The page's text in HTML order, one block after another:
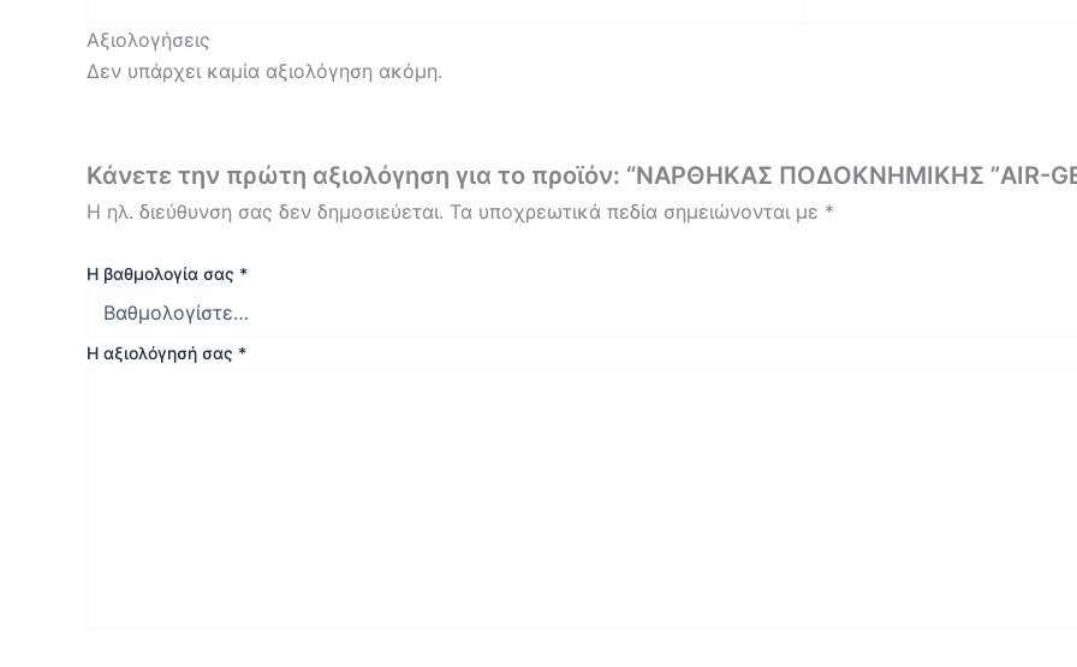
Αξιολογήσεις
Δεν υπάρχει καμία αξιολόγηση ακόμη.
Κάνετε την πρώτη αξιολόγηση για το προϊόν: “ΝΑΡΘΗΚΑΣ ΠΟΔΟΚΝΗΜΙΚΗΣ ”AIR-
Η ηλ. διεύθυνση σας δεν δημοσιεύεται. Τα υποχρεωτικά πεδία σημειώνονται με *
Η βαθμολογία σας *
Η αξιολόγησή σας *